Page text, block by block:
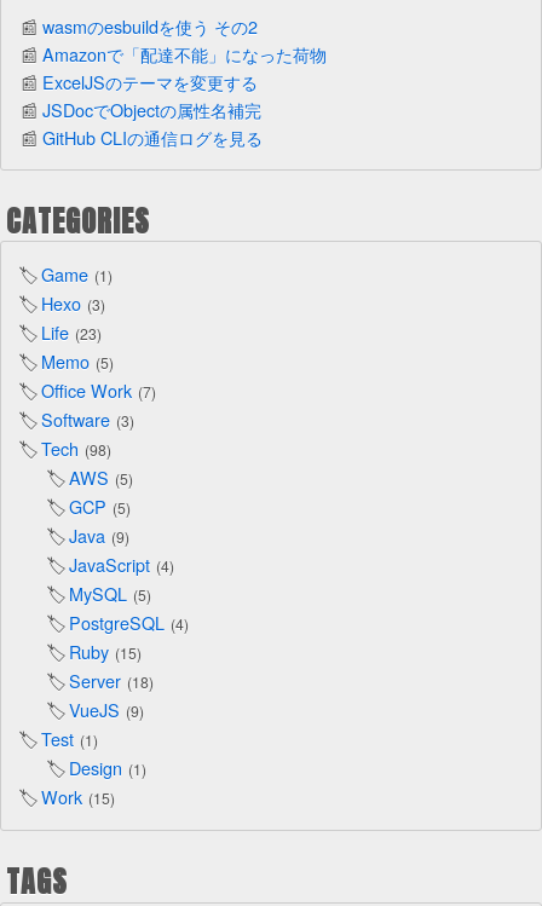
wasmのesbuildを使う その2
Amazonで「配達不能」になった荷物
ExcelJSのテーマを変更する
JSDocでObjectの属性名補完
GitHub CLIの通信ログを見る
CATEGORIES
Game 1
Hexo 3
Life 23
Memo 5
Office Work 7
Software 3
Tech 98
AWS 5
GCP 5
Java 9
JavaScript 4
MySQL 5
PostgreSQL 4
Ruby 15
Server 18
VueJS 9
Test 1
Design 1
Work 15
TAGS